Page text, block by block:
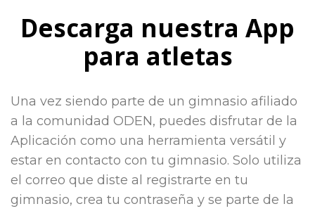
Descarga nuestra App
para atletas
Una vez siendo parte de un gimnasio afiliado
a la comunidad ODEN, puedes disfrutar de la
Aplicación como una herramienta versátil y
estar en contacto con tu gimnasio. Solo utiliza
el correo que diste al registrarte en tu
gimnasio, crea tu contraseña y se parte de la